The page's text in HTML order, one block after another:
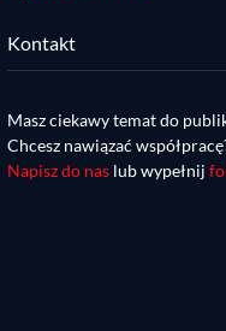
Kontakt
Masz ciekawy temat do
Chcesz nawiązać
Napisz do nas lub wypełnij